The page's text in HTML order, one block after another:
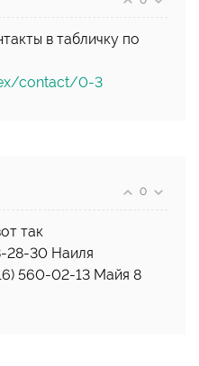
в табличку по
contact/0-3
0
так
28-30 Наиля
560-02-13 Майя 8